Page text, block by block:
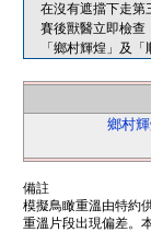
在沒有遮擋下走第
賽後獸醫立即檢查
「鄉村輝煌」及
鄉村
備註
模擬鳥瞰重溫由特約
重溫片段出現偏差。